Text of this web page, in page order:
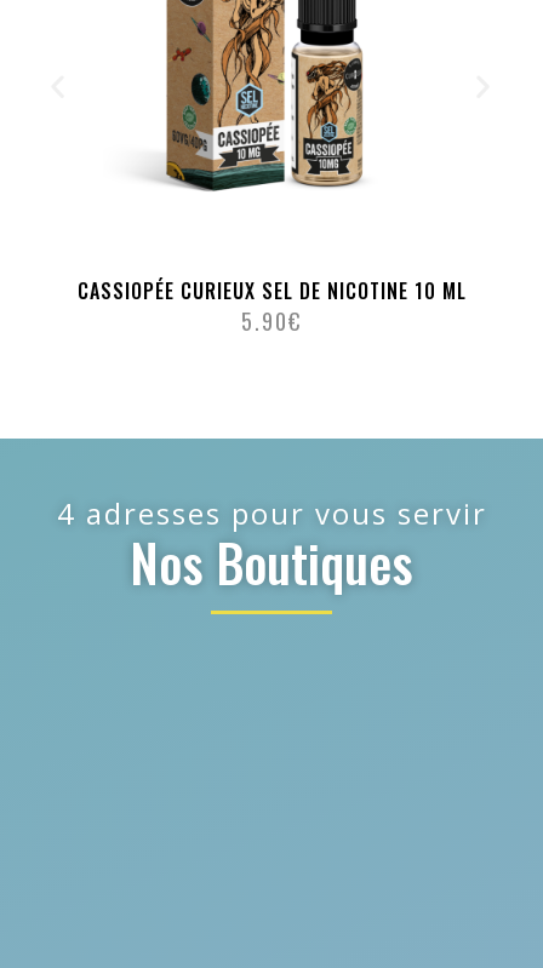
CASSIOPÉE CURIEUX SEL DE NICOTINE 10 ML
5.90€
4 adresses pour vous servir
Nos Boutiques